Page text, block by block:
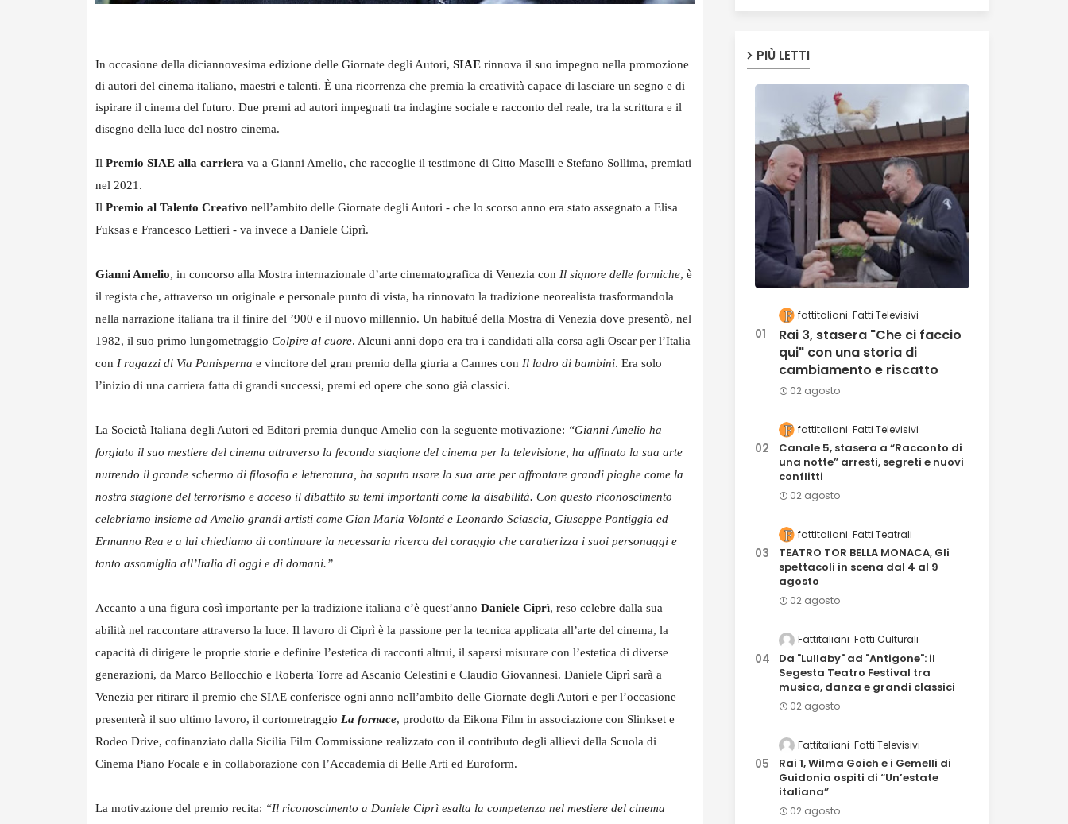
In occasione della diciannovesima edizione delle Giornate degli Autori, SIAErinnova il suo impegno nella promozione
di autori del cinema italiano, maestri e talenti. È una ricorrenza che premia la creatività capace di lasciare un segno e di
ispirare il cinema del futuro. Due premi ad autori impegnati tra indagine sociale e racconto del reale, tra la scrittura e il
disegno della luce del nostro cinema.
Il Premio SIAE alla carriera va a Gianni Amelio, che raccoglie il testimone di Citto Maselli e Stefano Sollima, premiati
nel 2021.
Il Premio al Talento Creativo nell’ambito delle Giornate degli Autori - che lo scorso anno era stato assegnato a Elisa
Fuksas e Francesco Lettieri - va invece a Daniele Ciprì.
Gianni Amelio, in concorso alla Mostra internazionale d’arte cinematografica di Venezia con Il signore delle formiche, è
il regista che, attraverso un originale e personale punto di vista, ha rinnovato la tradizione neorealista trasformandola
nella narrazione italiana tra il finire del ’900 e il nuovo millennio. Un habitué della Mostra di Venezia dove presentò, nel
1982, il suo primo lungometraggio Colpire al cuore. Alcuni anni dopo era tra i candidati alla corsa agli Oscar per l’Italia
con I ragazzi di Via Panisperna e vincitore del gran premio della giuria a Cannes con Il ladro di bambini. Era solo
l’inizio di una carriera fatta di grandi successi, premi ed opere che sono già classici.
La Società Italiana degli Autori ed Editori premia dunque Amelio con la seguente motivazione: “Gianni Amelio ha
forgiato il suo mestiere del cinema attraverso la feconda stagione del cinema per la televisione, ha affinato la sua arte
nutrendo il grande schermo di filosofia e letteratura, ha saputo usare la sua arte per affrontare grandi piaghe come la
nostra stagione del terrorismo e acceso il dibattito su temi importanti come la disabilità. Con questo riconoscimento
celebriamo insieme ad Amelio grandi artisti come Gian Maria Volonté e Leonardo Sciascia, Giuseppe Pontiggia ed
Ermanno Rea e a lui chiediamo di continuare la necessaria ricerca del coraggio che caratterizza i suoi personaggi e
tanto assomiglia all’Italia di oggi e di domani.”
Accanto a una figura così importante per la tradizione italiana c’è quest’anno Daniele Ciprì, reso celebre dalla sua
abilità nel raccontare attraverso la luce. Il lavoro di Ciprì è la passione per la tecnica applicata all’arte del cinema, la
capacità di dirigere le proprie storie e definire l’estetica di racconti altrui, il sapersi misurare con l’estetica di diverse
generazioni, da Marco Bellocchio e Roberta Torre ad Ascanio Celestini e Claudio Giovannesi. Daniele Ciprì sarà a
Venezia per ritirare il premio che SIAE conferisce ogni anno nell’ambito delle Giornate degli Autori e per l’occasione
presenterà il suo ultimo lavoro, il cortometraggio La fornace, prodotto da Eikona Film in associazione con Slinkset e
Rodeo Drive, cofinanziato dalla Sicilia Film Commissione realizzato con il contributo degli allievi della Scuola di
Cinema Piano Focale e in collaborazione con l’Accademia di Belle Arti ed Euroform.
La motivazione del premio recita: “Il riconoscimento a Daniele Ciprì esalta la competenza nel mestiere del cinema
PIÙ LETTI
fattitaliani Fatti Televisivi
Rai 3, stasera "Che ci faccio
qui" con una storia di
cambiamento e riscatto
02 agosto
fattitaliani Fatti Televisivi
Canale 5, stasera a “Racconto di
una notte” arresti, segreti e nuovi
conflitti
02 agosto
fattitaliani Fatti Teatrali
TEATRO TOR BELLA MONACA, Gli
spettacoli in scena dal 4 al 9
agosto
02 agosto
Fattitaliani Fatti Culturali
Da "Lullaby" ad "Antigone": il
Segesta Teatro Festival tra
musica, danza e grandi classici
02 agosto
Fattitaliani Fatti Televisivi
Rai 1, Wilma Goich e i Gemelli di
Guidonia ospiti di “Un’estate
italiana”
02 agosto